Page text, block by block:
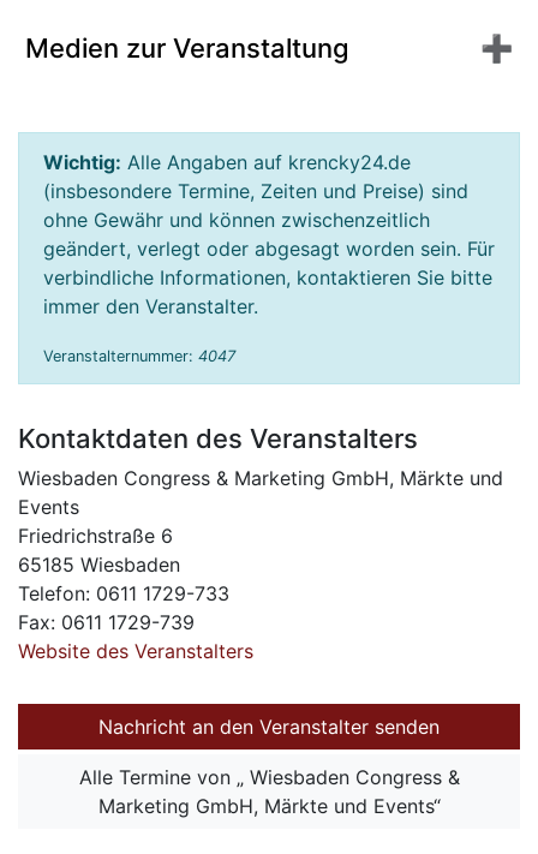
Medien zur Veranstaltung
Wichtig: Alle Angaben auf krencky24.de
(insbesondere Termine, Zeiten und Preise) sind
ohne Gewähr und können zwischenzeitlich
geändert, verlegt oder abgesagt worden sein. Für
verbindliche Informationen, kontaktieren Sie bitte
immer den Veranstalter.
Veranstalternummer: 4047
Kontaktdaten des Veranstalters
Wiesbaden Congress & Marketing GmbH, Märkte und
Events
Friedrichstraße 6
65185 Wiesbaden
Telefon: 0611 1729-733
Fax: 0611 1729-739
Website des Veranstalters
Nachricht an den Veranstalter senden
Alle Termine von „ Wiesbaden Congress &
Marketing GmbH, Märkte und Events“